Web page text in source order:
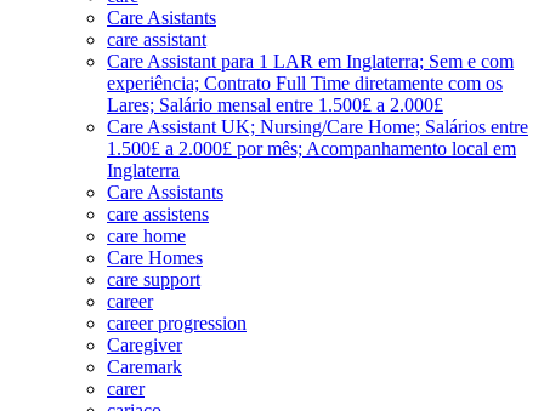
Care Asistants
care assistant
Care Assistant para 1 LAR em Inglaterra; Sem e com
experiência; Contrato Full Time diretamente com os
Lares; Salário mensal entre 1.500£ a 2.000£
Care Assistant UK; Nursing/Care Home; Salários entre
1.500£ a 2.000£ por mês; Acompanhamento local em
Inglaterra
Care Assistants
care assistens
care home
Care Homes
care support
career
career progression
Caregiver
Caremark
carer